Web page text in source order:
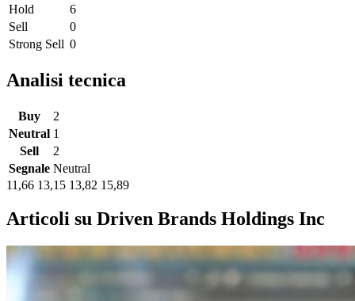
Hold
6
Sell
0
Strong Sell 0
Analisi tecnica
Buy
2
Neutral 1
Sell
2
Segnale Neutral
11,66 13,15 13,82 15,89
Articoli su Driven Brands Holdings Inc